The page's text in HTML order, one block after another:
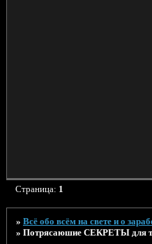
Страница: 1
» Всё обо всём на свете и о
» Потрясаюшие СЕКРЕТЫ для